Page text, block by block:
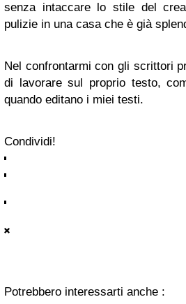
senza intaccare lo stile del
pulizie in una casa che è già
Nel confrontarmi con gli scrittori
di lavorare sul proprio testo,
quando editano i miei testi.
Condividi!
Potrebbero interessarti anche :